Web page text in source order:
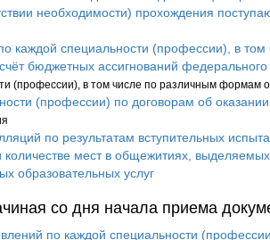
необходимости) прохождения
каждой специальности (профессии), в
бюджетных ассигнований
(профессии), в том числе по различным формам
(профессии) по договорам об
по результатам вступительных
мест в общежитиях,
образовательных услуг
со дня начала приема
по каждой специальности